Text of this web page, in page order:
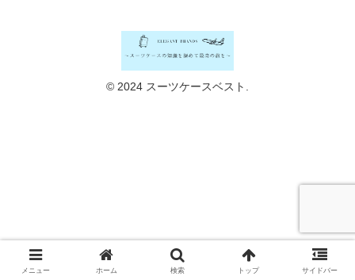
© 2024 スーツケースベスト.
メニュー ホーム 検索 トップ サイドバー